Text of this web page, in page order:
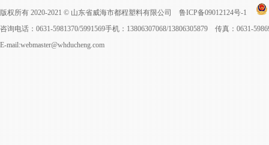
版权所有 2020-2021 © 山东省威海市都程塑料有限公司 鲁ICP备09012124号-1
咨询电话：0631-5981370/5991569手机：13806307068/13806305879 传真：0631-
E-mail:webmaster@whducheng.com